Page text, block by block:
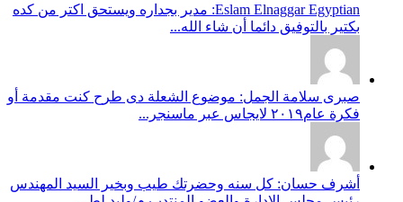
Eslam Elnaggar Egyptian: مدير بجداره ويستحق اكتر من كده
بكتير بالتوفيق دائما أن شاء الله...
صبرى سلامة الجمل: موضوع الشعلة دى طرح كنت مقدمة أو
فكرة عام٢٠١٩ لايجاس عبر ماسنجر...
أشرف حسان: كل سنه وحضرتك طيب وبخير السيد المهندس